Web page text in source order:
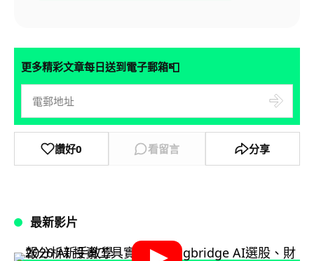
更多精彩文章每日送到電子郵箱📮
讚好0 看留言 分享
最新影片